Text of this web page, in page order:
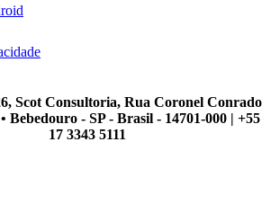
Scot Consultoria, Rua Coronel Conrado
Bebedouro - SP - Brasil - 14701-000 | +55
17 3343 5111